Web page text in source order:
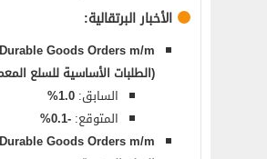
الأخبار البرتقالية:
Goods Orders m/m
(الطلبات الأساسية للسلع
السابق: 1.0%
المتوقع: -0.1%